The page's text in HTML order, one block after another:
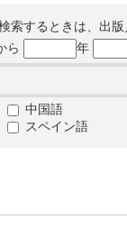
索するときは、出版
ら 年
中国語
スペイン語